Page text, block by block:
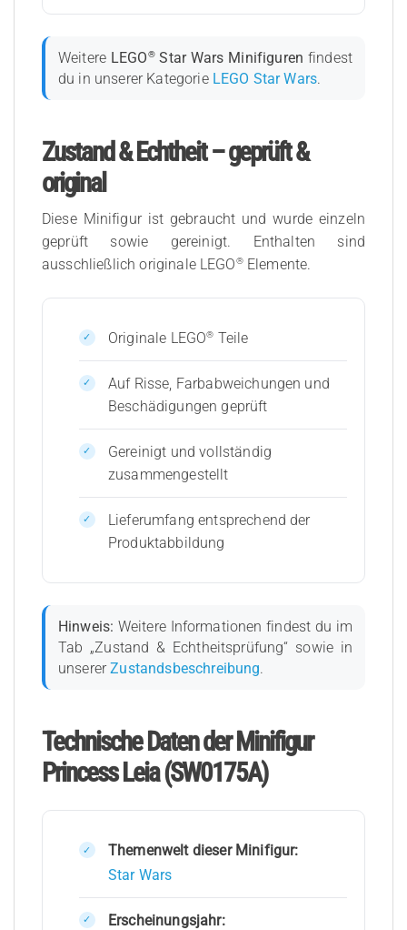
Weitere LEGO®Star Wars Minifiguren findest
du in unserer Kategorie LEGO Star Wars.
Zustand & Echtheit – geprüft &
original
Diese Minifigur ist gebraucht und wurde einzeln
geprüft sowie gereinigt. Enthalten sind
ausschließlich originale LEGO®Elemente.
Originale LEGO® Teile
Auf Risse, Farbabweichungen und
Beschädigungen geprüft
Gereinigt und vollständig
zusammengestellt
Lieferumfang entsprechend der
Produktabbildung
Hinweis: Weitere Informationen findest du im
Tab „Zustand & Echtheitsprüfung“ sowie in
unsererZustandsbeschreibung.
Technische Daten der Minifigur
Princess Leia (SW0175A)
Themenwelt dieser Minifigur:
Star Wars
Erscheinungsjahr: